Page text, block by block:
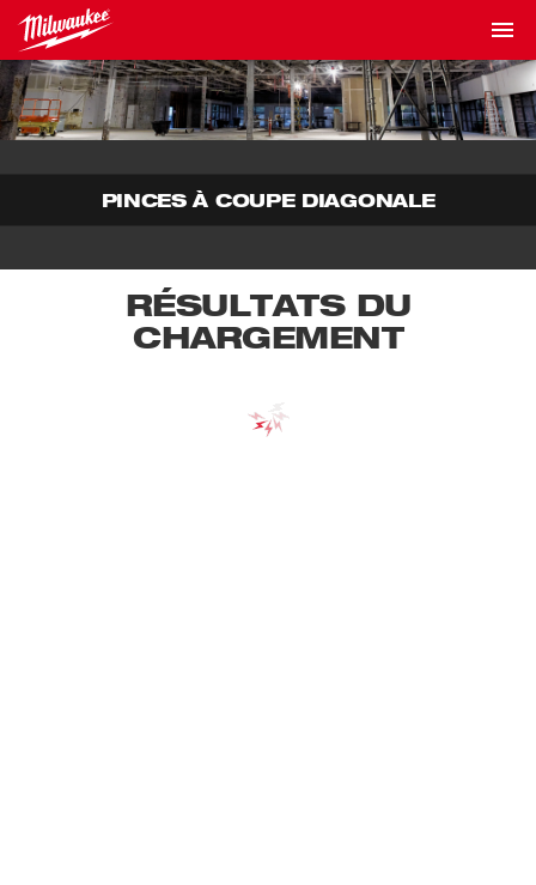
PINCES À COUPE DIAGONALE
RÉSULTATS DU
CHARGEMENT